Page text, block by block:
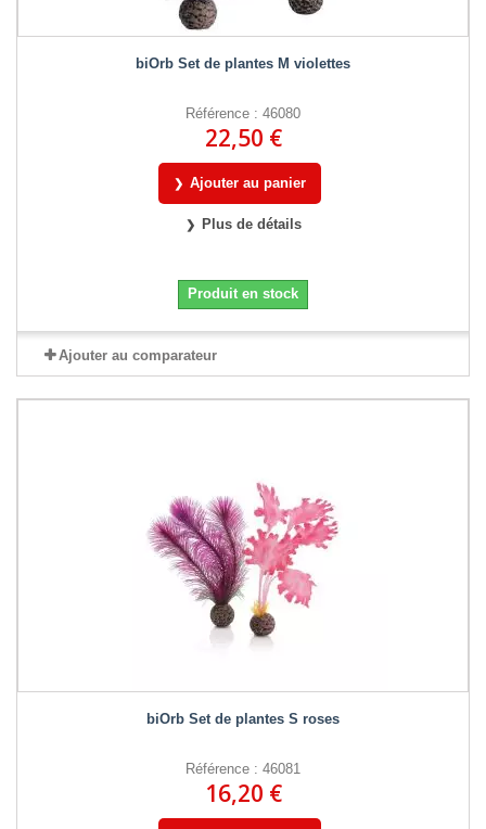
biOrb Set de plantes M violettes
Référence : 46080
22,50 €
Ajouter au panier
Plus de détails
Produit en stock
Ajouter au comparateur
biOrb Set de plantes S roses
Référence : 46081
16,20 €